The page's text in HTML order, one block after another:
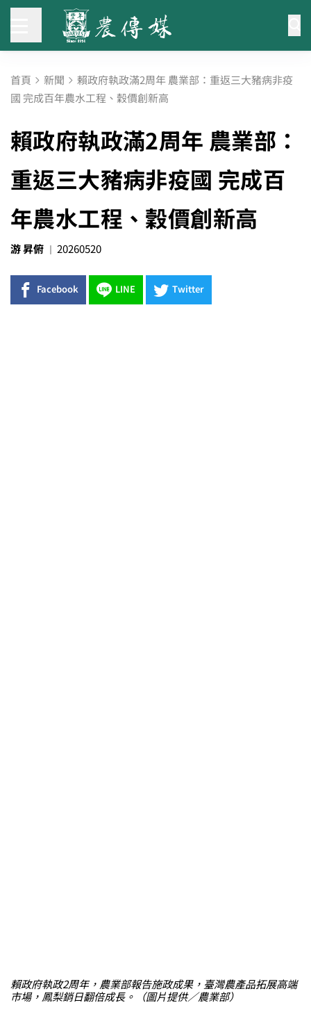
首頁 新聞 賴政府執政滿2周年 農業部：重返三大豬病非疫
國 完成百年農水工程、穀價創新高
賴政府執政滿2周年 農業部：
重返三大豬病非疫國 完成百
年農水工程、穀價創新高
游 昇俯 20260520
Facebook LINE Twitter
賴政府執政2周年，農業部報告施政成果，臺灣農產品拓展高端
市場，鳳梨銷日翻倍成長。（圖片提供／農業部）